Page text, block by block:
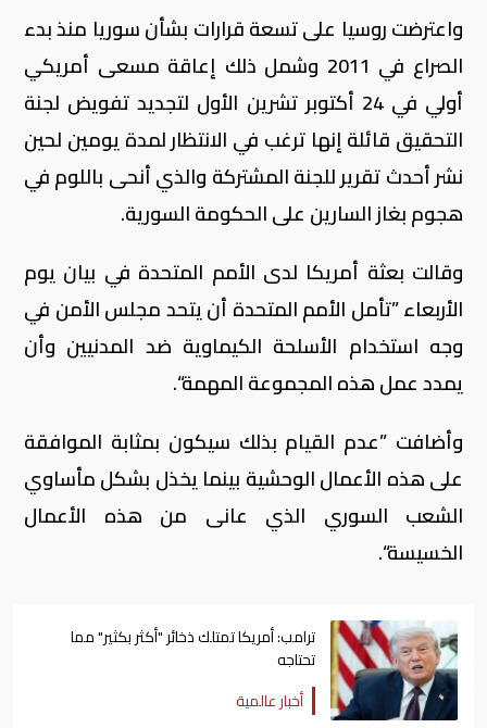
واعترضت روسيا على تسعة قرارات بشأن سوريا منذ بدء
الصراع في 2011 وشمل ذلك إعاقة مسعى أمريكي
أولي في 24 أكتوبر تشرين الأول لتجديد تفويض لجنة
التحقيق قائلة إنها ترغب في الانتظار لمدة يومين لحين
نشر أحدث تقرير للجنة المشتركة والذي أنحى باللوم في
هجوم بغاز السارين على الحكومة السورية.
وقالت بعثة أمريكا لدى الأمم المتحدة في بيان يوم
الأربعاء ”تأمل الأمم المتحدة أن يتحد مجلس الأمن في
وجه استخدام الأسلحة الكيماوية ضد المدنيين وأن
يمدد عمل هذه المجموعة المهمة“.
وأضافت ”عدم القيام بذلك سيكون بمثابة الموافقة
على هذه الأعمال الوحشية بينما يخذل بشكل مأساوي
الشعب السوري الذي عانى من هذه الأعمال
الخسيسة“.
ترامب: أمريكا تمتلك ذخائر "أكثر بكثير" مما
تحتاجه
أخبار عالمية